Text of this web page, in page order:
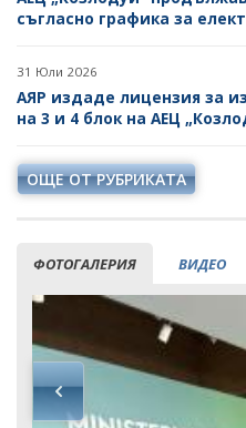
съгласно графика за
31 Юли 2026
АЯР издаде лицензия за
на 3 и 4 блок на АЕЦ
ОЩЕ ОТ РУБРИКАТА
ФОТОГАЛЕРИЯ ВИДЕО